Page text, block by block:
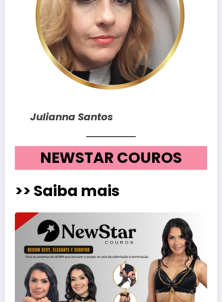
Julianna Santos
NEWSTAR COUROS
>> Saiba mais